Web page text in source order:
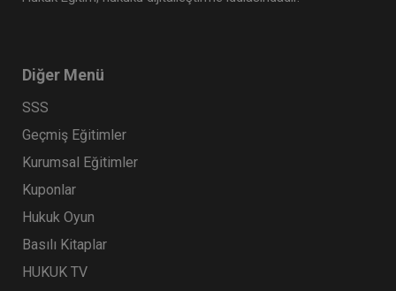
TURİZM SEKTÖRÜNDE TÜKETİCİ HUKUKU VE
360 TL
Tüketici Hukuku Enstitüsü
Diğer Menü
SSS
Geçmiş Eğitimler
Kurumsal Eğitimler
Kuponlar
Hukuk Oyun
Basılı Kitaplar
HUKUK TV